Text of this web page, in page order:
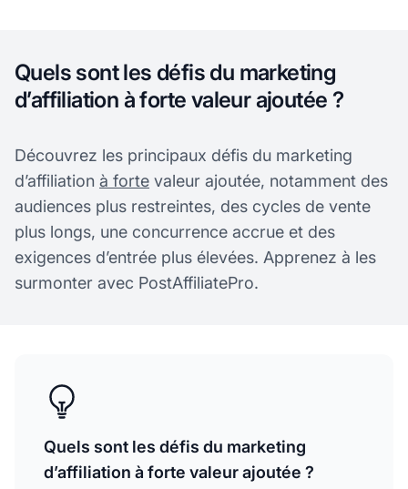
Quels sont les défis du marketing
d’affiliation à forte valeur ajoutée ?
Découvrez les principaux défis du marketing
d’affiliation à forte valeur ajoutée, notamment des
audiences plus restreintes, des cycles de vente
plus longs, une concurrence accrue et des
exigences d’entrée plus élevées. Apprenez à les
surmonter avec PostAffiliatePro.
Quels sont les défis du marketing
d’affiliation à forte valeur ajoutée ?